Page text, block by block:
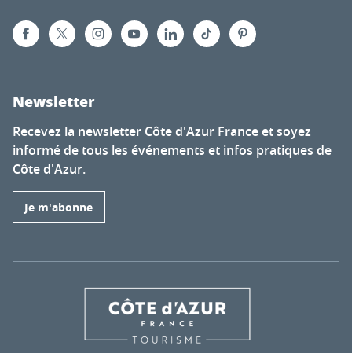
Newsletter
Recevez la newsletter Côte d'Azur France et soyez
informé de tous les événements et infos pratiques de
Côte d'Azur.
Je m'abonne